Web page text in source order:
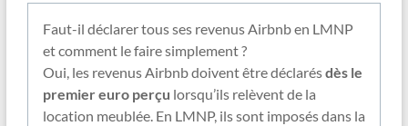
Faut-il déclarer tous ses revenus Airbnb en LMNP
et comment le faire simplement ?
Oui, les revenus Airbnb doivent être déclarésdès le
premier euro perçu lorsqu’ils relèvent de la
location meublée. En LMNP, ils sont imposés dans la